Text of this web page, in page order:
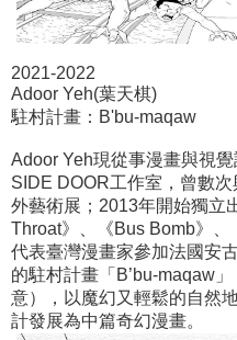
2021-2022
Adoor Yeh(葉天棋)
駐村計畫：B'bu-maqaw
Adoor Yeh現從事漫畫與視
SIDE DOOR工作室，曾數
外藝術展；2013年開始獨立
Throat》、《Bus Bomb》
代表臺灣漫畫家參加法國安
的駐村計畫「B’bu-maqaw
意），以魔幻又輕鬆的自然
計發展為中篇奇幻漫畫。